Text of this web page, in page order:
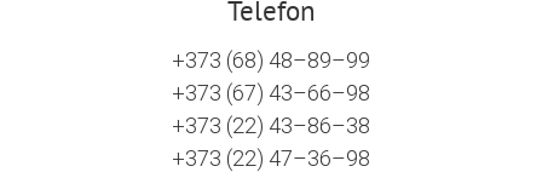
Telefon
+373 (68) 48–89–99
+373 (67) 43–66–98
+373 (22) 43–86–38
+373 (22) 47–36–98